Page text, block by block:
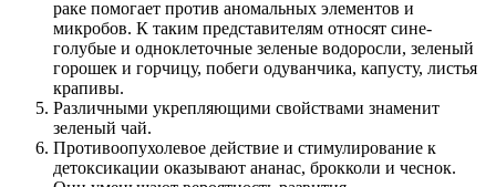
раке помогает против аномальных элементов и
микробов. К таким представителям относят сине-
голубые и одноклеточные зеленые водоросли, зеленый
горошек и горчицу, побеги одуванчика, капусту, листья
крапивы.
Различными укрепляющими свойствами знаменит
зеленый чай.
Противоопухолевое действие и стимулирование к
детоксикации оказывают ананас, брокколи и чеснок.